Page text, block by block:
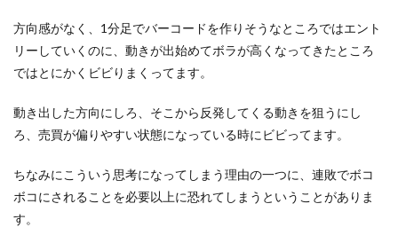
方向感がなく、1分足でバーコードを作りそうなところではエント
リーしていくのに、動きが出始めてボラが高くなってきたところ
ではとにかくビビりまくってます。
動き出した方向にしろ、そこから反発してくる動きを狙うにし
ろ、売買が偏りやすい状態になっている時にビビってます。
ちなみにこういう思考になってしまう理由の一つに、連敗でボコ
ボコにされることを必要以上に恐れてしまうということがありま
す。